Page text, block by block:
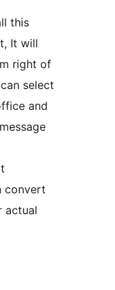
this
It will
right of
select
and
convert
actual